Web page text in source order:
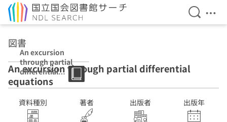
検索を
メ
図書
An excursion
through partial
differential
equations
An excursion through partial differential
equations
資料種別 著者 出版者 出版年